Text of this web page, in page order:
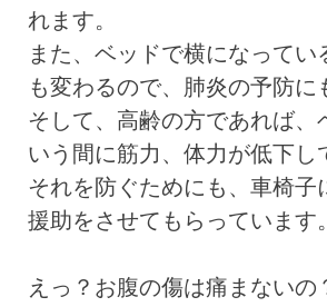
れます。
また、ベッドで横になって
も変わるので、肺炎の予防に
そして、高齢の方であれば
いう間に筋力、体力が低下し
それを防ぐためにも、車椅
援助をさせてもらっています。
えっ？お腹の傷は痛まないの